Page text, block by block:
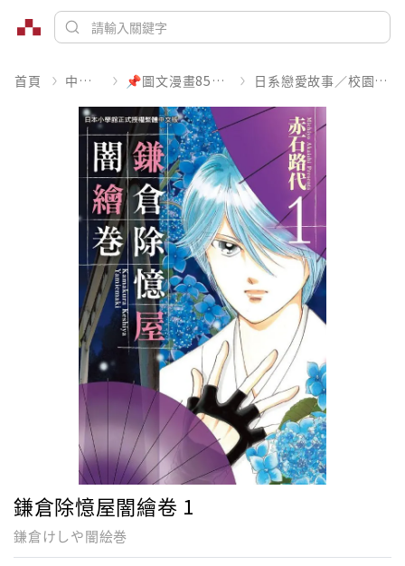
首頁 中文書 📌圖文漫畫85折起 日系戀愛故事／校園青春
鎌倉除憶屋闇繪卷 1
鎌倉けしや闇絵巻